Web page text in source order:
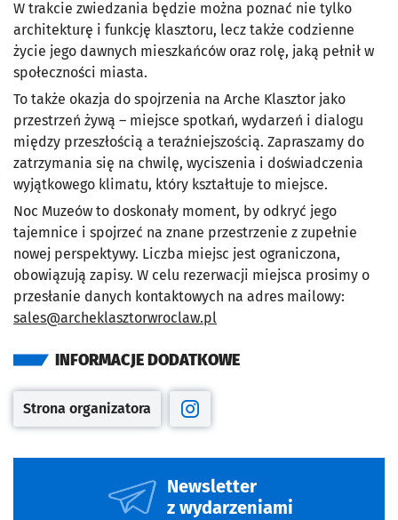
W trakcie zwiedzania będzie można poznać nie tylko
architekturę i funkcję klasztoru, lecz także codzienne
życie jego dawnych mieszkańców oraz rolę, jaką pełnił w
społeczności miasta.
To także okazja do spojrzenia na Arche Klasztor jako
przestrzeń żywą – miejsce spotkań, wydarzeń i dialogu
między przeszłością a teraźniejszością. Zapraszamy do
zatrzymania się na chwilę, wyciszenia i doświadczenia
wyjątkowego klimatu, który kształtuje to miejsce.
Noc Muzeów to doskonały moment, by odkryć jego
tajemnice i spojrzeć na znane przestrzenie z zupełnie
nowej perspektywy. Liczba miejsc jest ograniczona,
obowiązują zapisy. W celu rezerwacji miejsca prosimy o
przesłanie danych kontaktowych na adres mailowy:
sales@archeklasztorwroclaw.pl
INFORMACJE DODATKOWE
Otwiera się w nowej karcie
Strona organizatora
Otwiera się w nowej karcie
Newsletter
z wydarzeniami